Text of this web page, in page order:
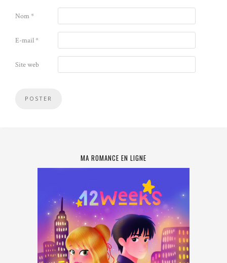
Nom*
E-mail*
Site web
MA ROMANCE EN LIGNE